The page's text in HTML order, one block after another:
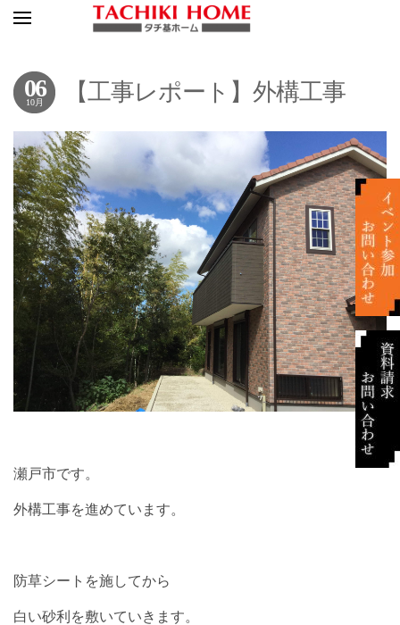
06
10月 【工事レポート】外構工事
瀬戸市です。
外構工事を進めています。
防草シートを施してから
白い砂利を敷いていきます。